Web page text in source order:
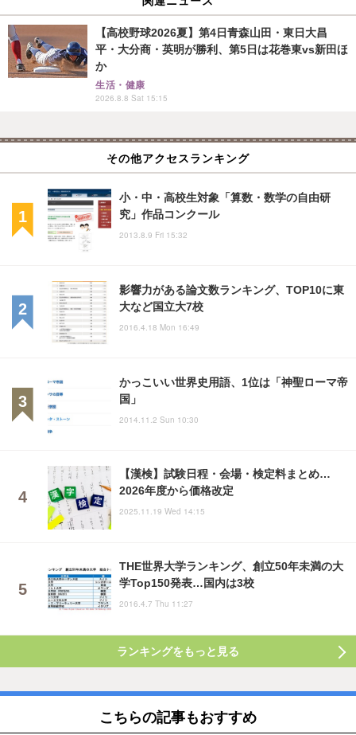
【高校野球2026夏】第4日青森山田・東日大昌
平・大分商・英明が勝利、第5日は花巻東vs新田ほ
か
生活・健康
2026.8.8 Sat 15:15
その他アクセスランキング
小・中・高校生対象「算数・数学の自由研
究」作品コンクール
2013.8.9 Fri 15:32
影響力がある論文数ランキング、TOP10に東
大など国立大7校
2016.4.18 Mon 16:49
かっこいい世界史用語、1位は「神聖ローマ帝
国」
2014.11.2 Sun 10:30
【漢検】試験日程・会場・検定料まとめ…
2026年度から価格改定
2025.11.19 Wed 14:15
THE世界大学ランキング、創立50年未満の大
学Top150発表…国内は3校
2016.4.7 Thu 11:27
ランキングをもっと見る
こちらの記事もおすすめ